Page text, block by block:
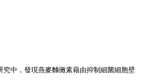
究中，發現燕麥麯黴素藉由抑制細菌細胞壁